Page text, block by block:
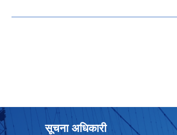
सूचना अधिकारी